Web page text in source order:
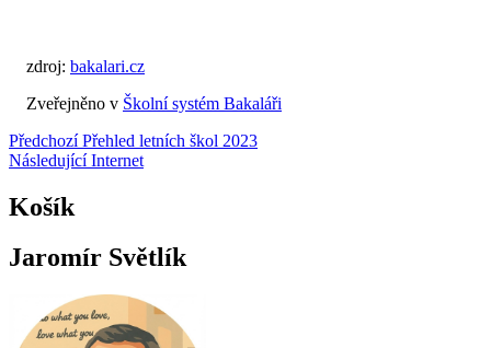
zdroj: bakalari.cz
Zveřejněno v Školní systém Bakaláři
Navigace
pro
příspěvek
Předchozí Přehled letních škol 2023
Následující Internet
Košík
Jaromír Světlík